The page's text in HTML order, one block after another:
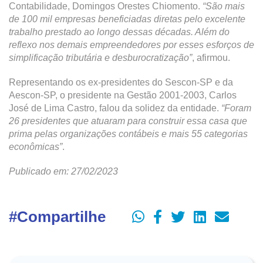
Contabilidade, Domingos Orestes Chiomento. “São mais
de 100 mil empresas beneficiadas diretas pelo excelente
trabalho prestado ao longo dessas décadas. Além do
reflexo nos demais empreendedores por esses esforços de
simplificação tributária e desburocratização”, afirmou.
Representando os ex-presidentes do Sescon-SP e da
Aescon-SP, o presidente na Gestão 2001-2003, Carlos
José de Lima Castro, falou da solidez da entidade. “Foram
26 presidentes que atuaram para construir essa casa que
prima pelas organizações contábeis e mais 55 categorias
econômicas”.
Publicado em: 27/02/2023
#Compartilhe